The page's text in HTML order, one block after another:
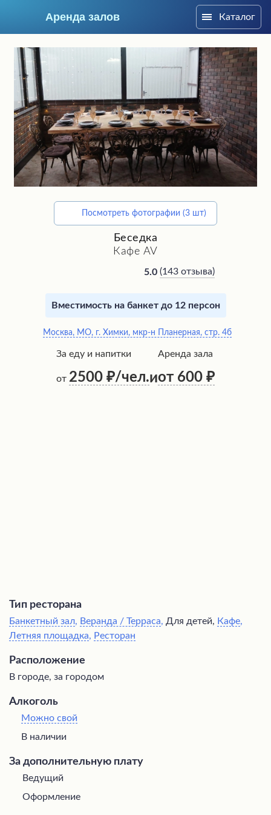
Аренда залов
Подберите мне зал
Каталог
Посмотреть фотографии (3 шт)
Беседка
Кафе AV
5.0 (143 отзыва)
Вместимость на банкет до 12 персон
Москва, МО, г. Химки, мкр-н Планерная, стр. 4б
За еду и напитки
от 2500 /чел.и
Аренда зала
от 600
Тип ресторана
Банкетный зал, Веранда / Терраса, Для детей, Кафе,
Летняя площадка, Ресторан
Расположение
В городе, за городом
Алкоголь
Можно свой
В наличии
За дополнительную плату
Ведущий
Оформление